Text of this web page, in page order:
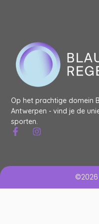
Op het prachtige domein
Antwerpen - vind je de
sporten.